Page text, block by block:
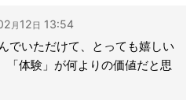
月 12日 13:54
でいただけて、とっても嬉しい
「体験」が何よりの価値だと思